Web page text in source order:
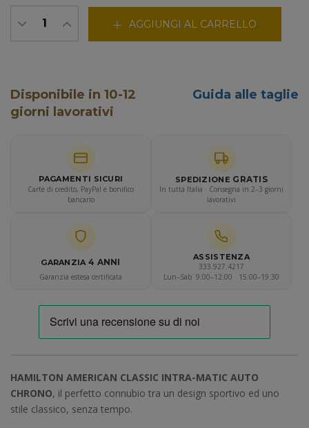
AGGIUNGI AL CARRELLO
Disponibile in 10-12
giorni lavorativi
Guida alle taglie
PAGAMENTI SICURI
Carte di credito, PayPal e bonifico
bancario
SPEDIZIONE GRATIS
In tutta Italia · Consegna in 2–3 giorni
lavorativi
GARANZIA 4 ANNI
Garanzia estesa certificata
ASSISTENZA
333.927.4217
Lun–Sab 9:00–12:00 · 15:00–19:30
HAMILTON AMERICAN CLASSIC INTRA-MATIC AUTO
CHRONO, il perfetto connubio tra un design sportivo ed uno
stile classico, senza tempo.